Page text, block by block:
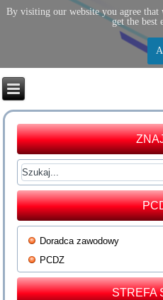
Doradca zawodowy
PCDZ
STREFA
By visiting our website you agree that
get the best